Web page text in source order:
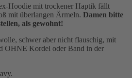
Hoodie mit trockener Haptik fällt
mit überlangen Ärmeln. Damen bitte
als gewohnt!
schwer aber nicht flauschig, mit
OHNE Kordel oder Band in der